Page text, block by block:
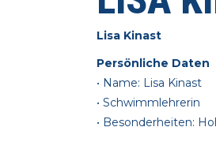
Lisa Kinast
Persönliche Daten
• Name: Lisa Kinast
• Schwimmlehrerin
• Besonderheiten: